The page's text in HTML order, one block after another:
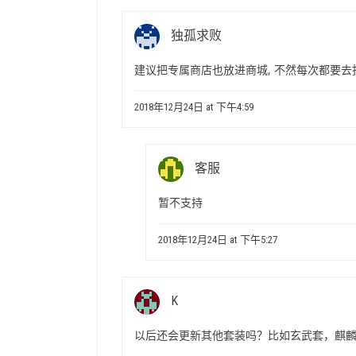
独孤求败
建议把专属商店也放进商城, 不然每次都要去
2018年12月24日 at 下午4:59
客服
暂不支持
2018年12月24日 at 下午5:27
K
以后还会更新其他套装吗？比如玄武套，麒麟